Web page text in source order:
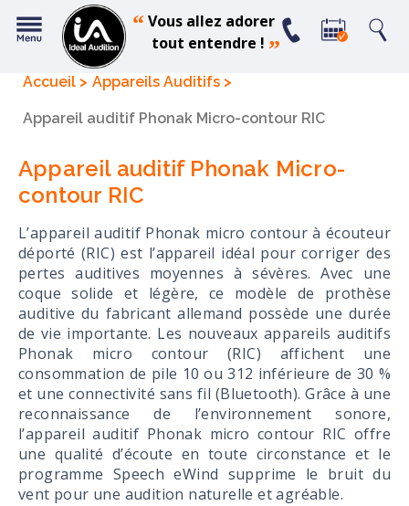
“Vous allez adorer
tout entendre ! ”
Accueil Appareils Auditifs
Appareil auditif Phonak Micro-contour RIC
Appareil auditif Phonak Micro-
contour RIC
L’appareil auditif Phonak micro contour à écouteur
déporté (RIC) est l’appareil idéal pour corriger des
pertes auditives moyennes à sévères. Avec une
coque solide et légère, ce modèle de prothèse
auditive du fabricant allemand possède une durée
de vie importante. Les nouveaux appareils auditifs
Phonak micro contour (RIC) affichent une
consommation de pile 10 ou 312 inférieure de 30 %
et une connectivité sans fil (Bluetooth). Grâce à une
reconnaissance de l’environnement sonore,
l’appareil auditif Phonak micro contour RIC offre
une qualité d’écoute en toute circonstance et le
programme Speech eWind supprime le bruit du
vent pour une audition naturelle et agréable.